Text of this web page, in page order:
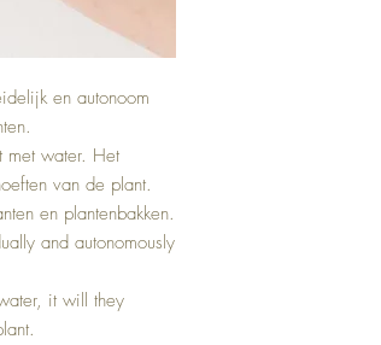
en autonoom
met water. Het
van de plant.
en plantenbakken.
and autonomously
it will they